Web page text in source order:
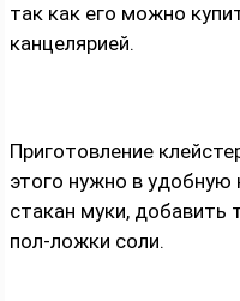
так как его можно
канцелярией.
Приготовление
этого нужно в
стакан муки, добавить
пол-ложки соли.